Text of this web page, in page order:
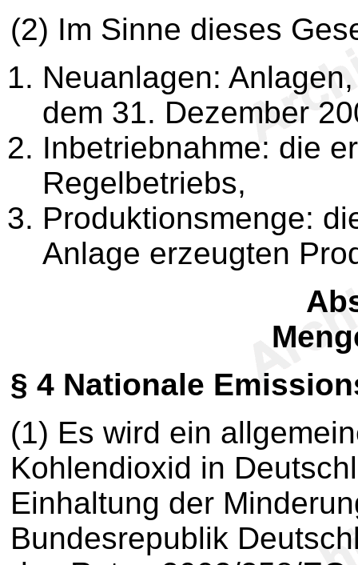
(2) Im Sinne dieses
Neuanlagen:
dem 31. Dezember
Inbetriebnahme: die
Regelbetriebs,
Produktionsmenge:
Anlage erzeugten
§ 4 Nationale
(1) Es wird ein
Kohlendioxid in
Einhaltung der
Bundesrepublik